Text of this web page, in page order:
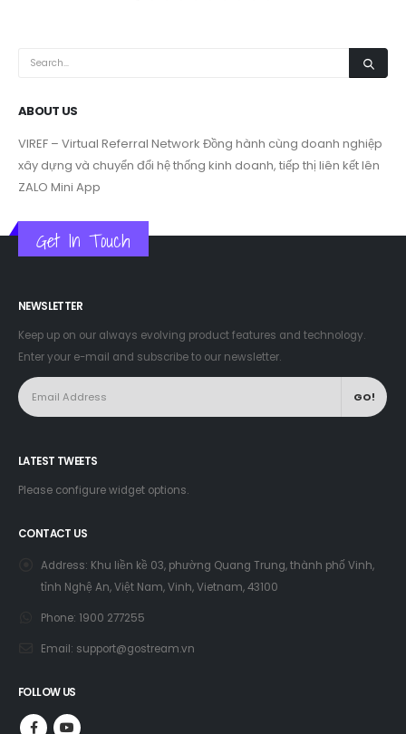
ABOUT US
VIREF – Virtual Referral Network Đồng hành cùng doanh nghiệp
xây dựng và chuyển đổi hệ thống kinh doanh, tiếp thị liên kết lên
ZALO Mini App
Get In Touch
NEWSLETTER
Keep up on our always evolving product features and technology.
Enter your e-mail and subscribe to our newsletter.
LATEST TWEETS
Please configure widget options.
CONTACT US
Address: Khu liền kề 03, phường Quang Trung, thành phố Vinh,
tỉnh Nghệ An, Việt Nam, Vinh, Vietnam, 43100
Phone: 1900 277255
Email: support@gostream.vn
FOLLOW US